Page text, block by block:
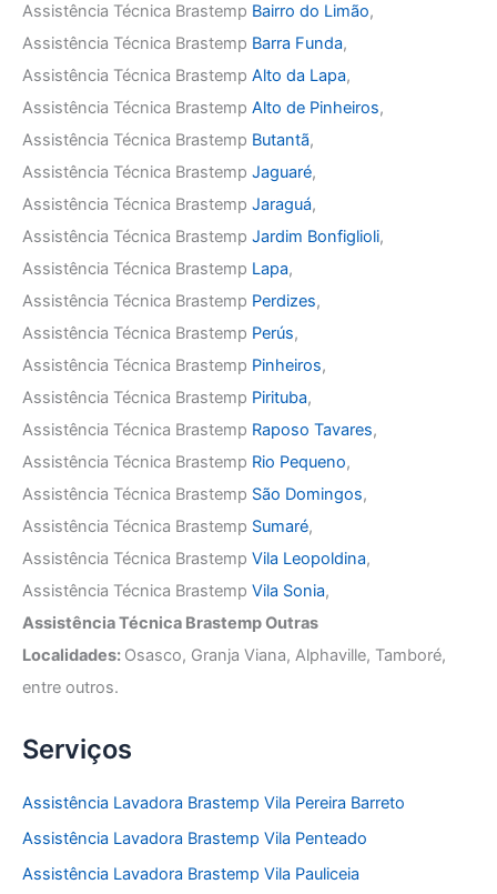
Assistência Técnica Brastemp Bairro do Limão,
Assistência Técnica Brastemp Barra Funda,
Assistência Técnica Brastemp Alto da Lapa,
Assistência Técnica Brastemp Alto de Pinheiros,
Assistência Técnica Brastemp Butantã,
Assistência Técnica Brastemp Jaguaré,
Assistência Técnica Brastemp Jaraguá,
Assistência Técnica Brastemp Jardim Bonfiglioli,
Assistência Técnica Brastemp Lapa,
Assistência Técnica Brastemp Perdizes,
Assistência Técnica Brastemp Perús,
Assistência Técnica Brastemp Pinheiros,
Assistência Técnica Brastemp Pirituba,
Assistência Técnica Brastemp Raposo Tavares,
Assistência Técnica Brastemp Rio Pequeno,
Assistência Técnica Brastemp São Domingos,
Assistência Técnica Brastemp Sumaré,
Assistência Técnica Brastemp Vila Leopoldina,
Assistência Técnica Brastemp Vila Sonia,
Assistência Técnica Brastemp Outras
Localidades: Osasco, Granja Viana, Alphaville, Tamboré,
entre outros.
Serviços
Assistência Lavadora Brastemp Vila Pereira Barreto
Assistência Lavadora Brastemp Vila Penteado
Assistência Lavadora Brastemp Vila Pauliceia